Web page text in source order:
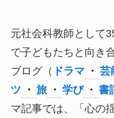
元社会科教師として
で子どもたちと向き
ブログ（ ドラマ ・ 芸
ツ ・ 旅 ・ 学び ・ 書
マ記事では、「心の